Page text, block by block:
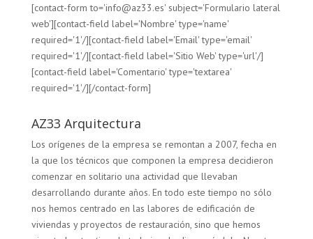
[contact-form to='info@az33.es' subject='Formulario lateral
web'][contact-field label='Nombre' type='name'
required='1'/][contact-field label='Email' type='email'
required='1'/][contact-field label='Sitio Web' type='url'/]
[contact-field label='Comentario' type='textarea'
required='1'/][/contact-form]
AZ33 Arquitectura
Los orígenes de la empresa se remontan a 2007, fecha en
la que los técnicos que componen la empresa decidieron
comenzar en solitario una actividad que llevaban
desarrollando durante años. En todo este tiempo no sólo
nos hemos centrado en las labores de edificación de
viviendas y proyectos de restauración, sino que hemos